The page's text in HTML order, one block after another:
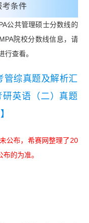
公共管理硕士分数线的
院校分数线信息，请
行查看。
管综真题及解析汇
研英语（二）真题
公布，希赛网整理了20
的为准。